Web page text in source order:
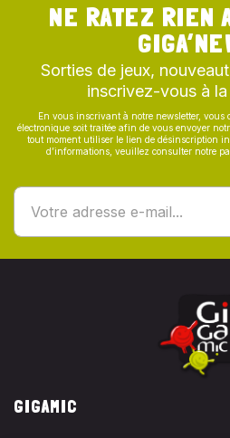
NE RATEZ RIEN
Sorties de jeux,
inscrivez-vous à la
En vous inscrivant à notre newsletter, vous
électronique soit traitée afin de vous envoyer
tout moment utiliser le lien de désinscription
d’informations, veuillez consulter notre
GIGAMIC